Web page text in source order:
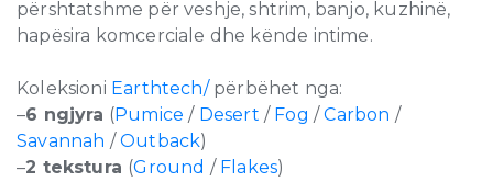
përshtatshme për veshje, shtrim, banjo, kuzhinë,
hapësira komcerciale dhe kënde intime.
Koleksioni Earthtech/përbëhet nga:
–6 ngjyra (Pumice / Desert / Fog /Carbon /
Savannah /Outback)
–2 tekstura (Ground / Flakes)